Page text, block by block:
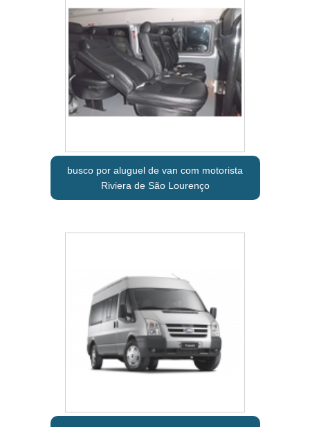
busco por aluguel de van com motorista
Riviera de São Lourenço